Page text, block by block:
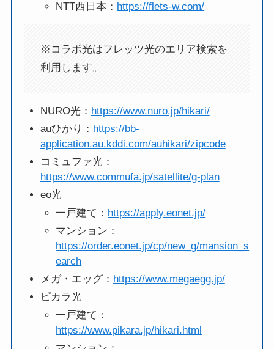
NTT西日本： https://flets-w.com/
※コラボ光はフレッツ光のエリア検索を
利用します。
NURO光： https://www.nuro.jp/hikari/
auひかり： https://bb-
application.au.kddi.com/auhikari/zipcode
コミュファ光：
https://www.commufa.jp/satellite/g-plan
eo光
一戸建て： https://apply.eonet.jp/
マンション：
https://order.eonet.jp/cp/new_g/mansion_s
earch
メガ・エッグ： https://www.megaegg.jp/
ピカラ光
一戸建て：
https://www.pikara.jp/hikari.html